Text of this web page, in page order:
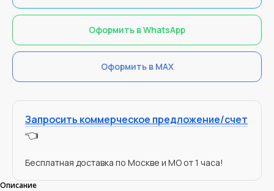
Оформить в WhatsApp
Оформить в MAX
Запросить коммерческое предложение/счет
👈
Бесплатная доставка по Москве и МО от 1 часа!
Описание